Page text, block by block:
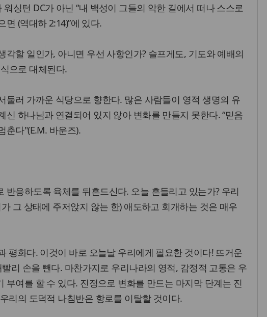
싱턴 DC가 아닌 “내 백성이 그들의 악한 길에서 떠나 스스로
(역대하 2:14)”에 있다.
각할 일인가, 아니면 우선 사항인가? 슬프게도, 기도와 예배의
으로 대체된다.
둘러 가까운 식당으로 향한다. 많은 사람들이 영적 생명의 유
신 하나님과 연결되어 있지 않아 변화를 만들지 못한다. “믿음
춘다"(E.M. 바운즈).
반응하도록 육체를 뒤흔드신다. 오늘 흔들리고 있는가? 우리
그 상태에 주저앉지 않는 한) 애도하고 회개하는 것은 매우
평화다. 이것이 바로 오늘날 우리에게 필요한 것이다! 뜨거운
리 손을 뺀다. 마찬가지로 우리나라의 영적, 감정적 고통은 우
부여를 할 수 있다. 진정으로 변화를 만드는 마지막 단계는 진
리의 도덕적 나침반은 항로를 이탈할 것이다.